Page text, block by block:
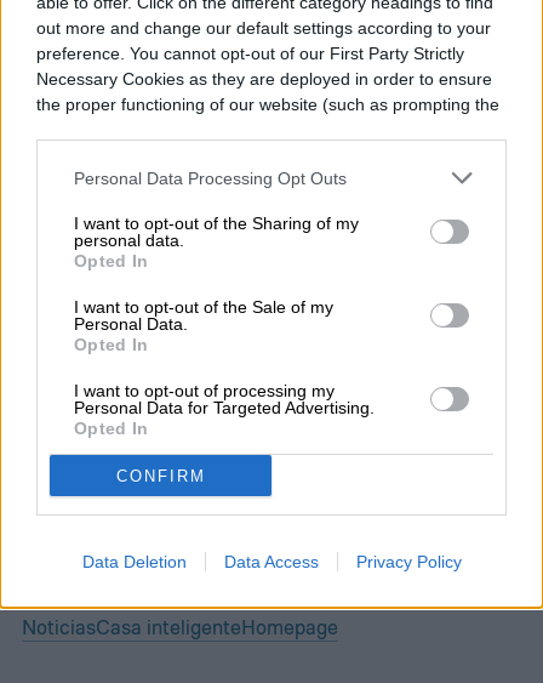
out more and change our default settings according to your
preference. You cannot opt-out of our First Party Strictly
Necessary Cookies as they are deployed in order to ensure
the proper functioning of our website (such as prompting the
Personal Data Processing Opt Outs
I want to opt-out of the Sharing of my
personal data.
Opted In
I want to opt-out of the Sale of my
Personal Data.
Opted In
I want to opt-out of processing my
Personal Data for Targeted Advertising.
Opted In
CONFIRM
Data Deletion Data Access Privacy Policy
cóncavo capaz de ofrecer una experiencia
similar a la 3D mientras se juega.
Diego Bastarrica
Diego Bastarrica es Senior Editor y Head of
Content en Digital Trends en Español,
donde lidera la estrategia editorial, SEO…
Topics
NoticiasCasa inteligenteHomepage